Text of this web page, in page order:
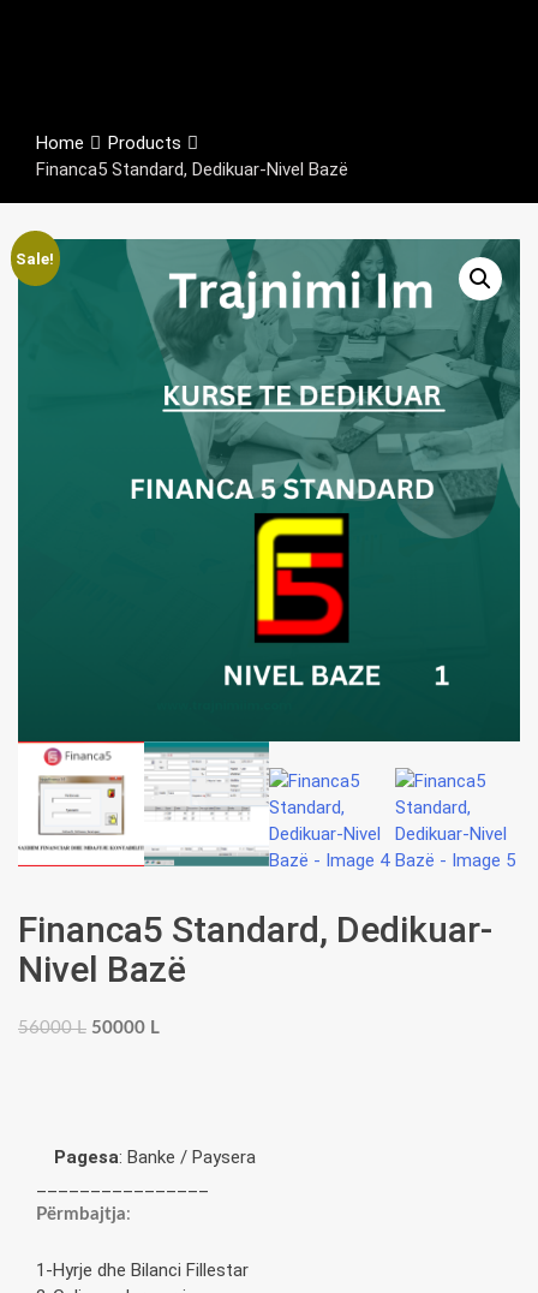
Home
Products
Financa5 Standard, Dedikuar-Nivel Bazë
Sale!
Financa5 Standard, Dedikuar-
Nivel Bazë
56000L Original
50000 LCurrent
Pagesa: Banke / Paysera
Përmbajtja:
1-Hyrje dhe Bilanci Fillestar